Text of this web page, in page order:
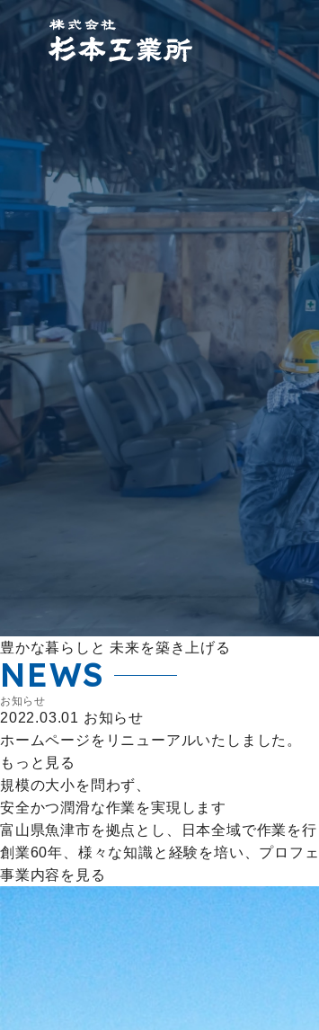
豊かな暮らしと 未来を築き上げる
NEWS
お知らせ
2022.03.01 お知らせ
ホームページをリニューアルいたしました。
もっと見る
規模の大小を問わず、
安全かつ潤滑な作業を実現します
富山県魚津市を拠点とし、日本全域で作業を行
創業60年、様々な知識と経験を培い、プロフ
事業内容を見る